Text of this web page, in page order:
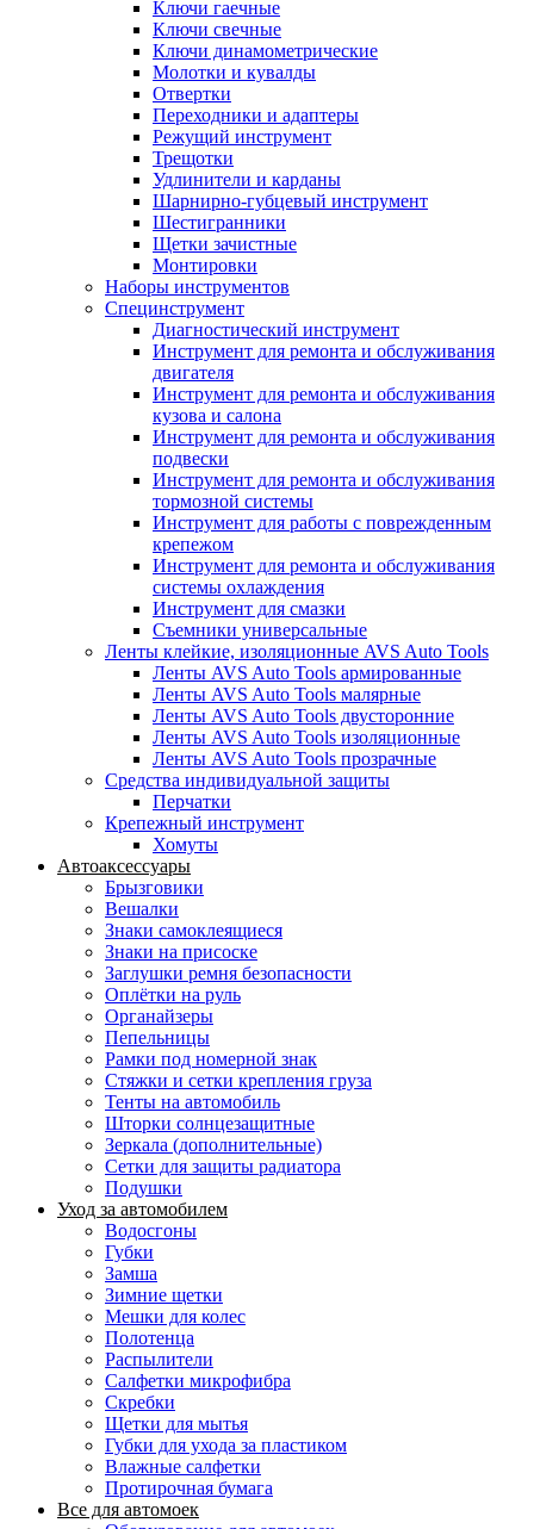
Ключи гаечные
Ключи свечные
Ключи динамометрические
Молотки и кувалды
Отвертки
Переходники и адаптеры
Режущий инструмент
Трещотки
Удлинители и карданы
Шарнирно-губцевый инструмент
Шестигранники
Щетки зачистные
Монтировки
Наборы инструментов
Специнструмент
Диагностический инструмент
Инструмент для ремонта и обслуживания
двигателя
Инструмент для ремонта и обслуживания
кузова и салона
Инструмент для ремонта и обслуживания
подвески
Инструмент для ремонта и обслуживания
тормозной системы
Инструмент для работы с поврежденным
крепежом
Инструмент для ремонта и обслуживания
системы охлаждения
Инструмент для смазки
Съемники универсальные
Ленты клейкие, изоляционные AVS Auto Tools
Ленты AVS Auto Tools армированные
Ленты AVS Auto Tools малярные
Ленты AVS Auto Tools двусторонние
Ленты AVS Auto Tools изоляционные
Ленты AVS Auto Tools прозрачные
Средства индивидуальной защиты
Перчатки
Крепежный инструмент
Хомуты
Автоаксессуары
Брызговики
Вешалки
Знаки самоклеящиеся
Знаки на присоске
Заглушки ремня безопасности
Оплётки на руль
Органайзеры
Пепельницы
Рамки под номерной знак
Стяжки и сетки крепления груза
Тенты на автомобиль
Шторки солнцезащитные
Зеркала (дополнительные)
Сетки для защиты радиатора
Подушки
Уход за автомобилем
Водосгоны
Губки
Замша
Зимние щетки
Мешки для колес
Полотенца
Распылители
Салфетки микрофибра
Скребки
Щетки для мытья
Губки для ухода за пластиком
Влажные салфетки
Протирочная бумага
Все для автомоек